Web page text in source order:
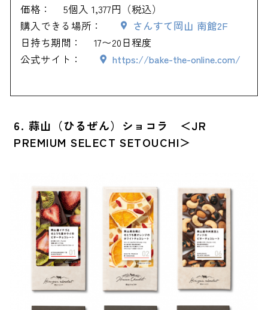
価格：
5個入 1,377円（税込）
購入できる場所：
さんすて岡山 南館2F
日持ち期間：
17〜20日程度
公式サイト：
https://bake-the-online.com/
6. 蒜山（ひるぜん）ショコラ ＜JR
PREMIUM SELECT SETOUCHI＞